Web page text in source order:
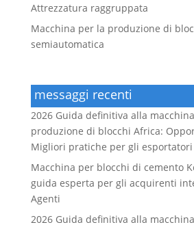
Attrezzatura raggruppata
Macchina per la produzione di
semiautomatica
messaggi recenti
2026 Guida definitiva alla
produzione di blocchi Africa:
Migliori pratiche per gli esportatori
Macchina per blocchi di cemento
guida esperta per gli acquirenti
Agenti
2026 Guida definitiva alla